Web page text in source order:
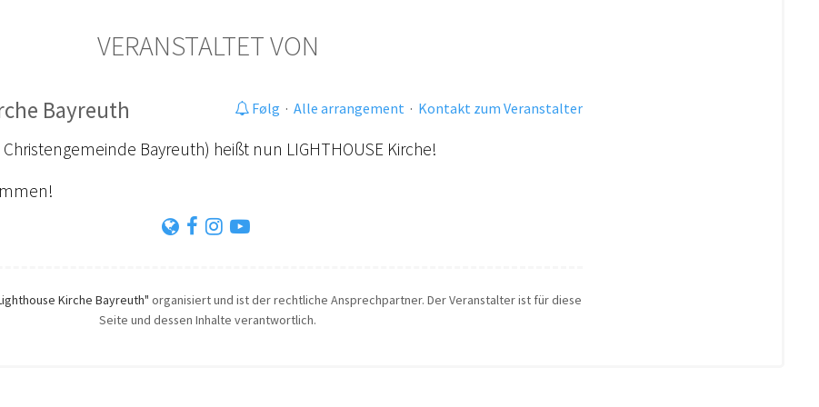
VERANSTALTET VON
Bayreuth Følg · Alle arrangement · Kontakt zum Veranstalter
Christengemeinde Bayreuth) heißt nun LIGHTHOUSE Kirche!
Kirche Bayreuth" organisiert und ist der rechtliche Ansprechpartner. Der Veranstalter ist für diese
Seite und dessen Inhalte verantwortlich.